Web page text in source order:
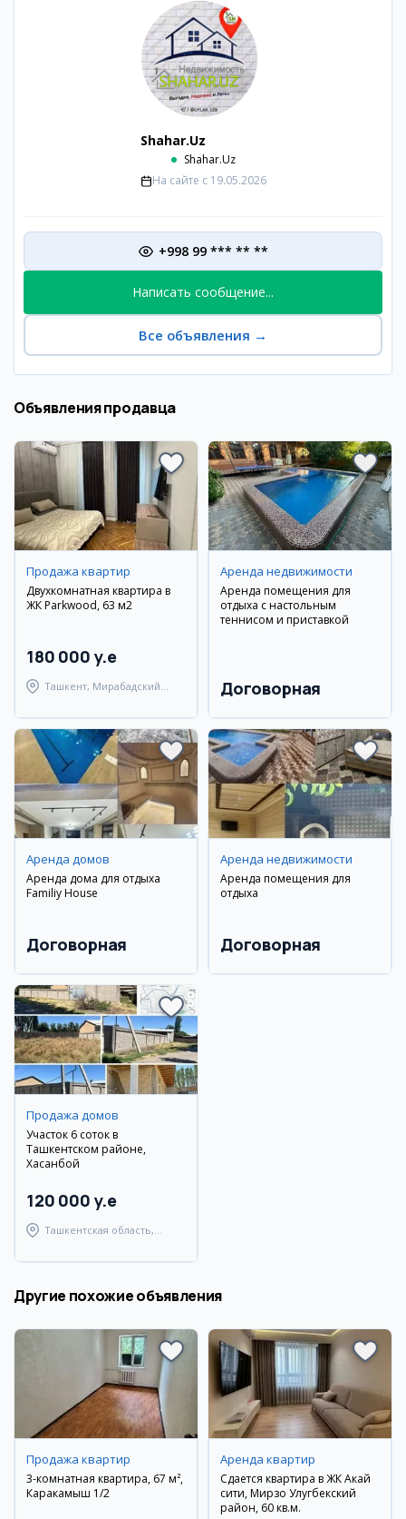
Shahar.Uz
Shahar.Uz
На сайте с 19.05.2026
+998 99 *** ** **
Написать сообщение...
Все объявления →
Объявления продавца
Продажа квартир
Двухкомнатная квартира в
ЖК Parkwood, 63 м2
180 000 y.e
Ташкент, Мирабадский
Аренда недвижимости
Аренда помещения для
отдыха с настольным
теннисом и приставкой
Договорная
Аренда домов
Аренда дома для отдыха
Familiy House
Договорная
Аренда недвижимости
Аренда помещения для
отдыха
Договорная
Продажа домов
Участок 6 соток в
Ташкентском районе,
Хасанбой
120 000 y.e
Ташкентская область,
Другие похожие объявления
Продажа квартир
3-комнатная квартира, 67 м²,
Каракамыш 1/2
Аренда квартир
Сдается квартира в ЖК Акай
сити, Мирзо Улугбекский
район, 60 кв.м.